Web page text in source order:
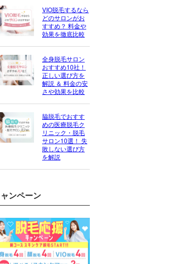
VIO脱毛するなら
どのサロンがお
すすめ？ 料金や
効果を徹底比較
全身脱毛サロン
おすすめ10社！
正しい選び方を
解説 ＆ 料金の安
さや効果を比較
脇脱毛でおすす
めの医療脱毛ク
リニック・脱毛
サロン10選！ 失
敗しない選び方
を解説
ンペーン